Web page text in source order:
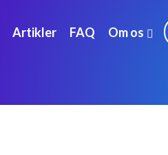
Artikler FAQ Om os